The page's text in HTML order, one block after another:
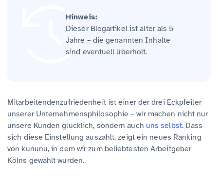
Hinweis:
Dieser Blogartikel ist älter als 5
Jahre – die genannten Inhalte
sind eventuell überholt.
Mitarbeitendenzufriedenheit ist einer der drei Eckpfeiler
unserer Unternehmensphilosophie – wir machen nicht nur
unsere Kunden glücklich, sondern auch uns selbst. Dass
sich diese Einstellung auszahlt, zeigt ein neues Ranking
von kununu, in dem wir zum beliebtesten Arbeitgeber
Kölns gewählt wurden.